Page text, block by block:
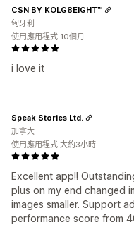
i love it
CSN BY KOLG8EIGHT™
匈牙利
使用應用程式 10個月
Excellent app!!
plus on my end changed
images smaller. Support
performance score from
Speak Stories Ltd.
加拿大
使用應用程式 大約3小時